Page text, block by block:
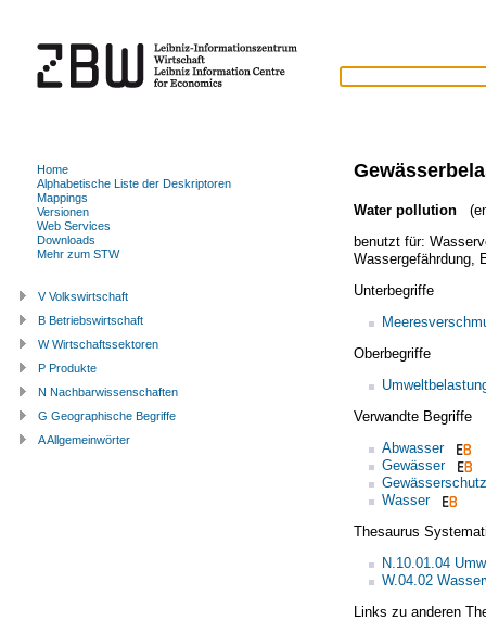
Water pollution
benutzt für:
Wassergefährdung,
Unterbegriffe
Oberbegriffe
Verwandte Begriffe
Abwasser
Gewässer
Gewässerschutz
Wasser
Thesaurus
N.10.01.04
W.04.02
Links zu anderen
Home
Alphabetische Liste der Deskriptoren
Mappings
Versionen
Web Services
Downloads
Mehr zum STW
V Volkswirtschaft
B Betriebswirtschaft
W Wirtschaftssektoren
P Produkte
N Nachbarwissenschaften
G Geographische Begriffe
A Allgemeinwörter